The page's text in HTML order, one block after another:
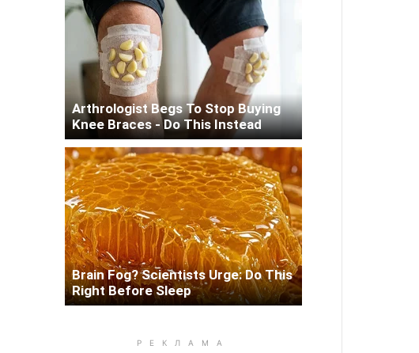
Arthrologist Begs To Stop Buying
Knee Braces - Do This Instead
Brain Fog? Scientists Urge: Do This
Right Before Sleep